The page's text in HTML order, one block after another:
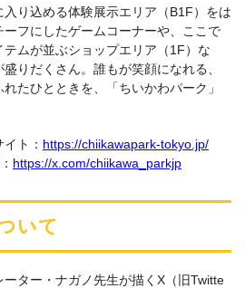
り込める体験展示エリア（B1F）をは
ーフにしたゲームコーナーや、ここで
テムが並ぶショップエリア（1F）な
りだくさん。誰もが笑顔になれる、
たひとときを、「ちいかわパーク」
ト： https://chiikawapark-tokyo.jp/
https://x.com/chiikawa_parkjp
いて
ーター・ナガノ先生が描くX（旧Twitte